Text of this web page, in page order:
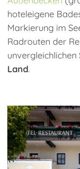
hoteleigene
Markierung im
Radrouten der
unvergleichlichen
Land.